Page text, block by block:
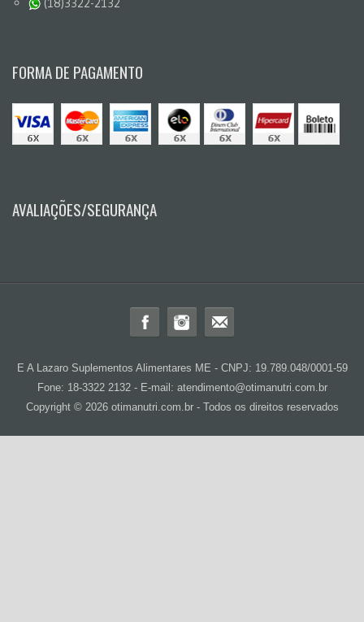
FORMA DE PAGAMENTO
AVALIAÇÕES/SEGURANÇA
E A Lazaro Suplementos Alimentares ME - CNPJ: 19.789.048/0001-59
Fone: 18-3322 2132 - E-mail: atendimento@otimanutri.com.br
Copyright © 2026 otimanutri.com.br - Todos os direitos reservados